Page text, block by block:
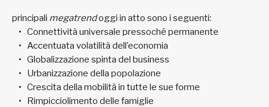
principali megatrendoggi in atto sono i seguenti:
Connettività universale pressoché permanente
Accentuata volatilità dell’economia
Globalizzazione spinta del business
Urbanizzazione della popolazione
Crescita della mobilità in tutte le sue forme
Rimpicciolimento delle famiglie